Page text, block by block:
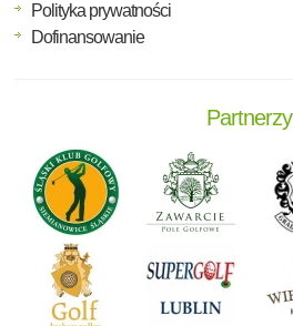
Polityka prywatności
Dofinansowanie
Partnerzy